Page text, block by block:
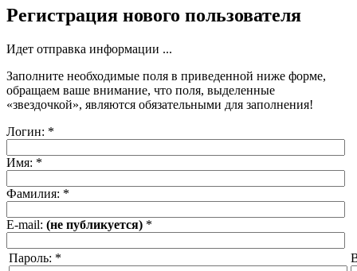
Регистрация нового пользователя
Идет отправка информации ...
Заполните необходимые поля в приведенной ниже форме,
обращаем ваше внимание, что поля, выделенные
«звездочкой», являются обязательными для заполнения!
Логин: *
Имя: *
Фамилия: *
E-mail: (не публикуется) *
Пароль: *